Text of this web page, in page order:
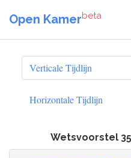
Open Kamerbeta
Verticale Tijdlijn
Horizontale Tijdlijn
Wetsvoorstel